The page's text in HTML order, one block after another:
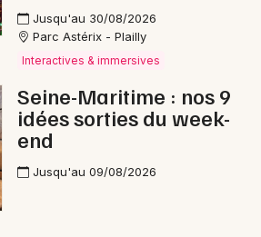
Jusqu'au 30/08/2026
Parc Astérix - Plailly
Interactives & immersives
Seine-Maritime : nos 9
idées sorties du week-
end
Jusqu'au 09/08/2026